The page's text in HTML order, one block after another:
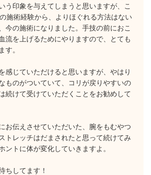
う印象を与えてしまうと思いますが、こ
施術経験から、よりほぐれる方法はない
今の施術になりました。手技の前におこ
流を上げるためにやりますので、とても
す。
感じていただけると思いますが、やはり
ものがついていて、コリが戻りやすいの
続けて受けていただくことをお勧めして
お伝えさせていただいた、腕をもむやつ
トレッチはだまされたと思って続けてみ
ントに体が変化していきますよ。
ちしてます！